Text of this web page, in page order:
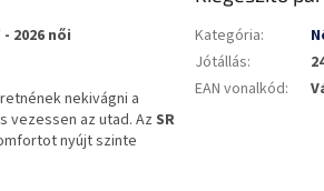
- 2026 női
nekivágni a
vezessen az utad. Az SR
nyújt szinte
Kategória:
Jótállás:
EAN vonalkód: